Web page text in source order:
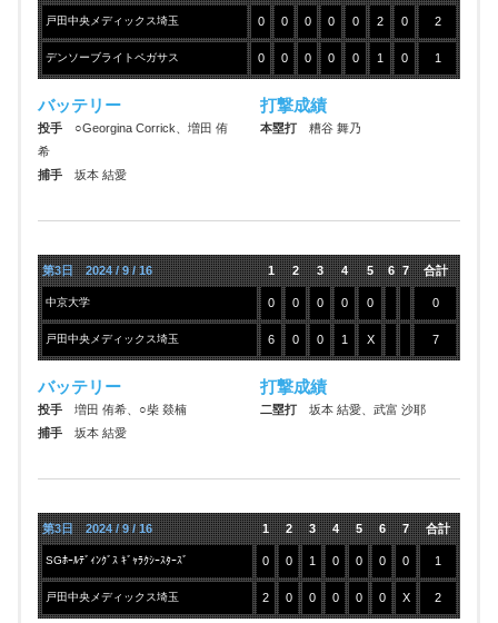
戸田中央メディックス埼玉 0 0 0 0 0 2 0 2
デンソーブライトペガサス 0 0 0 0 0 1 0 1
バッテリー
投手 ○Georgina Corrick、増田 侑
希
捕手 坂本 結愛
打撃成績
本塁打 糟谷 舞乃
第3日 2024 / 9 / 16 1 2 3 4 5 6 7 合計
中京大学 0 0 0 0 0 0
戸田中央メディックス埼玉 6 0 0 1 X 7
バッテリー
投手 増田 侑希、○柴 燚楠
捕手 坂本 結愛
打撃成績
二塁打 坂本 結愛、武富 沙耶
第3日 2024 / 9 / 16 1 2 3 4 5 6 7 合計
SGﾎｰﾙﾃﾞｨﾝｸﾞｽ ｷﾞｬﾗｸｼｰｽﾀｰｽﾞ 0 0 1 0 0 0 0 1
戸田中央メディックス埼玉 2 0 0 0 0 0 X 2